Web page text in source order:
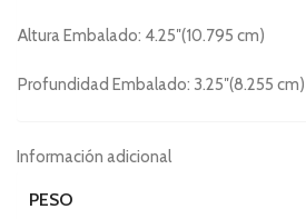
Altura Embalado: 4.25″(10.795 cm)
Profundidad Embalado: 3.25″(8.255 cm)
Información adicional
PESO